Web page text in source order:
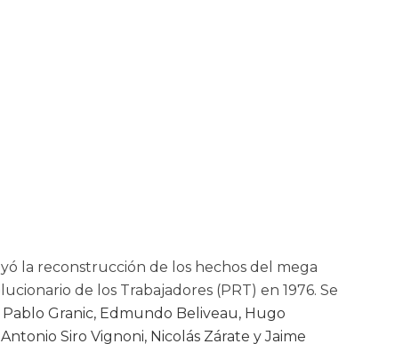
la reconstrucción de los hechos del mega
de los Trabajadores (PRT) en 1976. Se
Granic, Edmundo Beliveau, Hugo
Siro Vignoni, Nicolás Zárate y Jaime